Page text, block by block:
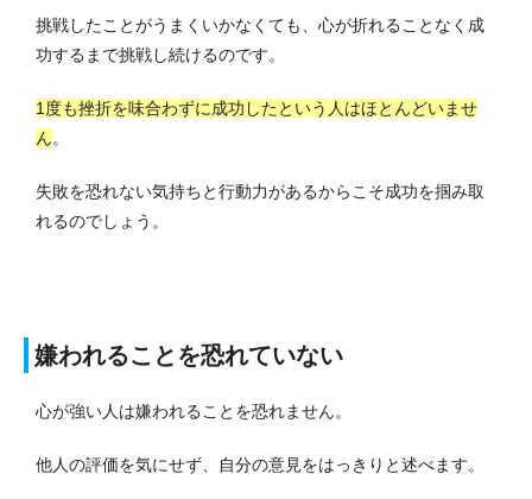
挑戦したことがうまくいかなくても、心が折れることなく成
功するまで挑戦し続けるのです。
1度も挫折を味合わずに成功したという人はほとんどいませ
ん。
失敗を恐れない気持ちと行動力があるからこそ成功を掴み取
れるのでしょう。
嫌われることを恐れていない
心が強い人は嫌われることを恐れません。
他人の評価を気にせず、自分の意見をはっきりと述べます。